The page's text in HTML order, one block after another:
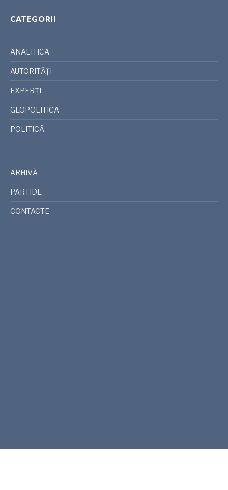
CATEGORII
ANALITICA
AUTORITĂȚI
EXPERȚI
GEOPOLITICA
POLITICĂ
ARHIVĂ
PARTIDE
CONTACTE